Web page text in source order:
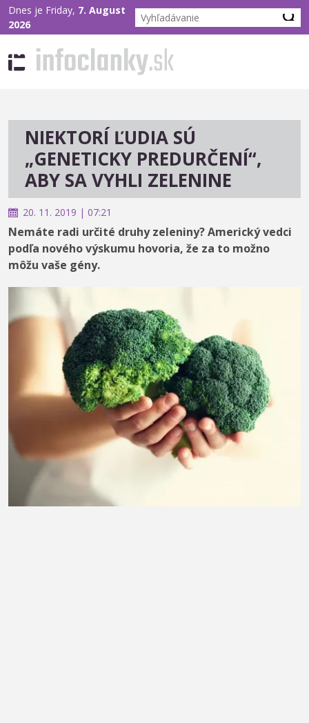
Dnes je Friday, 7. August
2026
NIEKTORÍ ĽUDIA SÚ
„GENETICKY PREDURČENÍ“,
ABY SA VYHLI ZELENINE
20. 11. 2019 | 07:21
Nemáte radi určité druhy zeleniny? Americký vedci
podľa nového výskumu hovoria, že za to možno
môžu vaše gény.